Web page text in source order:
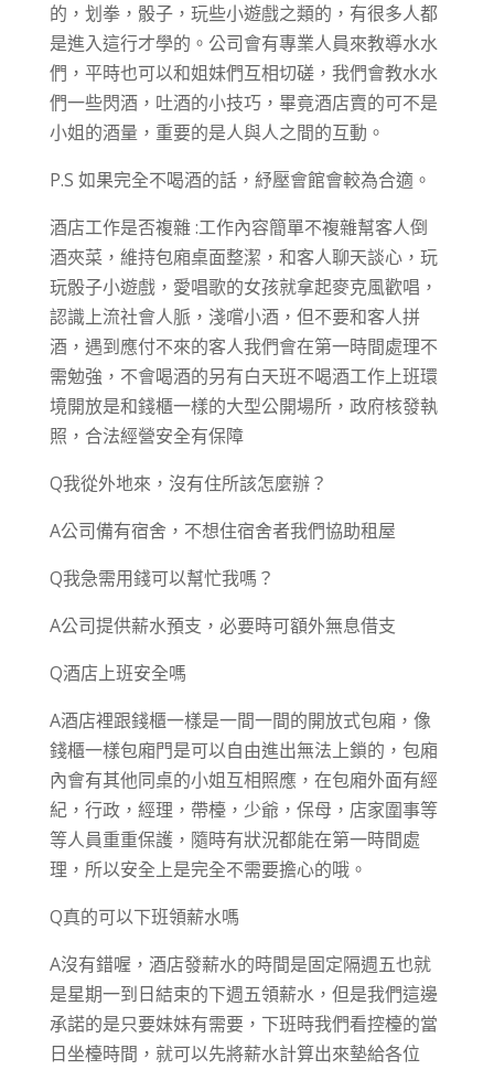
的，划拳，骰子，玩些小遊戲之類的，有很多人都
是進入這行才學的。公司會有專業人員來教導水水
們，平時也可以和姐妹們互相切磋，我們會教水水
們一些閃酒，吐酒的小技巧，畢竟酒店賣的可不是
小姐的酒量，重要的是人與人之間的互動。
P.S 如果完全不喝酒的話，紓壓會館會較為合適。
酒店工作是否複雜 :工作內容簡單不複雜幫客人倒
酒夾菜，維持包廂桌面整潔，和客人聊天談心，玩
玩骰子小遊戲，愛唱歌的女孩就拿起麥克風歡唱，
認識上流社會人脈，淺嚐小酒，但不要和客人拼
酒，遇到應付不來的客人我們會在第一時間處理不
需勉強，不會喝酒的另有白天班不喝酒工作上班環
境開放是和錢櫃一樣的大型公開場所，政府核發執
照，合法經營安全有保障
Q我從外地來，沒有住所該怎麼辦？
A公司備有宿舍，不想住宿舍者我們協助租屋
Q我急需用錢可以幫忙我嗎？
A公司提供薪水預支，必要時可額外無息借支
Q酒店上班安全嗎
A酒店裡跟錢櫃一樣是一間一間的開放式包廂，像
錢櫃一樣包廂門是可以自由進出無法上鎖的，包廂
內會有其他同桌的小姐互相照應，在包廂外面有經
紀，行政，經理，帶檯，少爺，保母，店家圍事等
等人員重重保護，隨時有狀況都能在第一時間處
理，所以安全上是完全不需要擔心的哦。
Q真的可以下班領薪水嗎
A沒有錯喔，酒店發薪水的時間是固定隔週五也就
是星期一到日結束的下週五領薪水，但是我們這邊
承諾的是只要妹妹有需要，下班時我們看控檯的當
日坐檯時間，就可以先將薪水計算出來墊給各位